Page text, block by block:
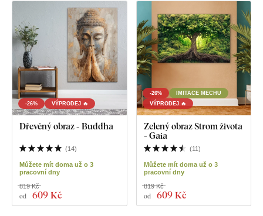
-26% VÝPRODEJ 🔥
Dřevěný obraz - Buddha
(14)
Můžete mít doma už o 3
pracovní dny
od 609 Kč
819 Kč
-26%
IMITACE MECHU
VÝPRODEJ 🔥
Zelený obraz Strom života
- Gaia
(11)
Můžete mít doma už o 3
pracovní dny
od 609 Kč
819 Kč